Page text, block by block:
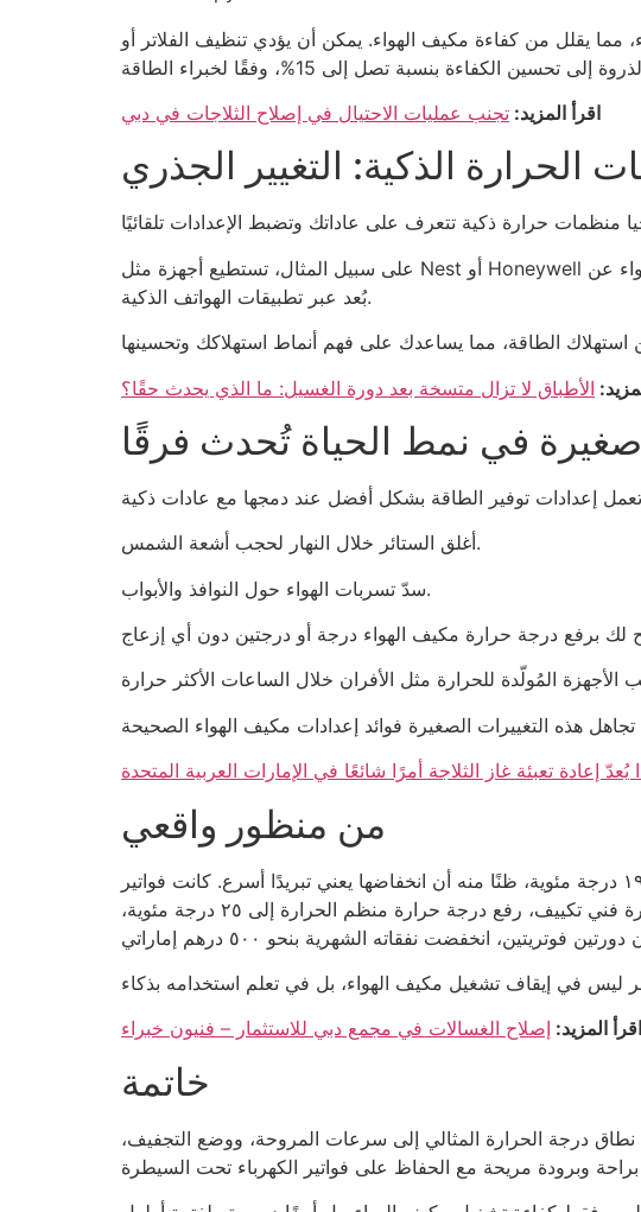
مما يقلل من كفاءة مكيف الهواء. يمكن أن يؤدي تنظيف الفلاتر أو
اقرأ المزيد: تجنب عمليات الاحتيال في إصلاح الثلاجات في دبي
الحرارة الذكية: التغيير الجذري
عن
بُعد عبر تطبيقات الهواتف الذكية.
الأطباق لا تزال متسخة بعد دورة الغسيل: ما الذي يحدث حقًا؟
صغيرة في نمط الحياة تُحدث فرقًا
أغلق الستائر خلال النهار لحجب أشعة الشمس.
سدّ تسربات الهواء حول النوافذ والأبواب.
يُعدّ إعادة تعبئة غاز الثلاجة أمرًا شائعًا في الإمارات العربية المتحدة
من منظور واقعي
لنأخذ أحمد، المقيم في مجمع دبي للاستثمار، على سبيل المثال. لسنوات، كان يضبط مكيف الهواء على ١٩ درجة مئوية، ظنًا منه أن انخفاضها يعني تبريدًا أسرع. كانت فواتير
هيئة كهرباء ومياه دبي (ديوا) الخاصة به باهظة الثمن باستمرار، وكان يشتكي كثيرًا من التكلفة. بعد استشارة فني تكييف، رفع درجة حرارة منظم الحرارة إلى ٢٥ درجة مئوية،
اقرأ المزيد: إصلاح الغسالات في مجمع دبي للاستثمار – فنيون خبراء
خاتمة
درجة الحرارة المثالي إلى سرعات المروحة، ووضع التجفيف،